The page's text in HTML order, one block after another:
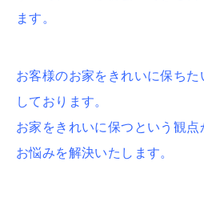
ます。
お客様のお家をきれいに保ちた
しております。
お家をきれいに保つという観
お悩みを解決いたします。